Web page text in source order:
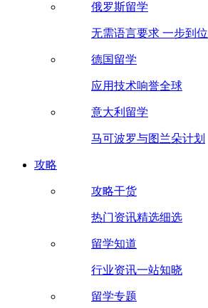
俄罗斯留学
无需语言要求 一步到位
德国留学
应用技术响誉全球
意大利留学
马可波罗与图兰朵计划
攻略
攻略干货
热门资讯精选细选
留学知道
行业资讯一站知晓
留学专题